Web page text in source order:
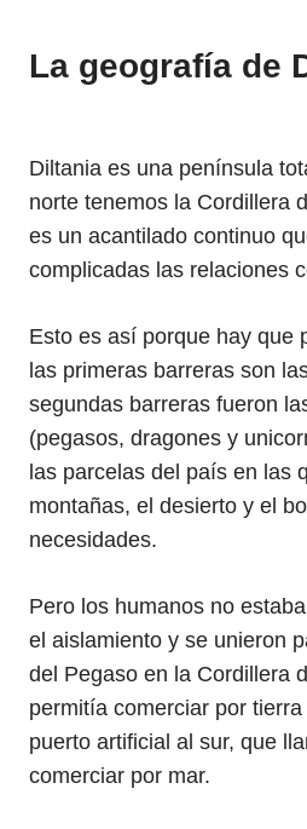
La geografía de
Diltania es una península
norte tenemos la Cordillera
es un acantilado continuo
complicadas las relaciones
Esto es así porque hay que
las primeras barreras son
segundas barreras fueron
(pegasos, dragones y
las parcelas del país en las
montañas, el desierto y el
necesidades.
Pero los humanos no
el aislamiento y se unieron
del Pegaso en la Cordillera
permitía comerciar por
puerto artificial al sur, que
comerciar por mar.